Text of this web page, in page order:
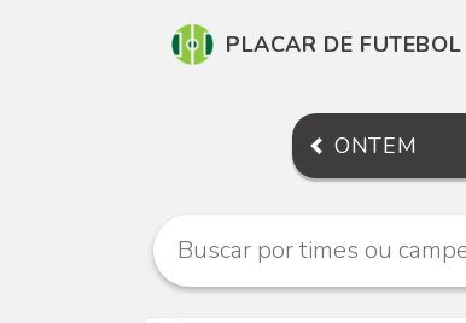
PLACAR DE FUTEBOL
ONTEM